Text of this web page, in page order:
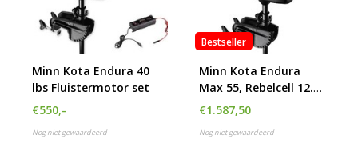
Minn Kota Endura 40
lbs Fluistermotor set
€550,-
Nog niet gewaardeerd
Bestseller
Minn Kota Endura
Max 55, Rebelcell 12.70
AV Outdoorbox en
acculader 20A
€1.587,50
Nog niet gewaardeerd